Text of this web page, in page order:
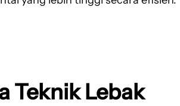
Teknik Lebak